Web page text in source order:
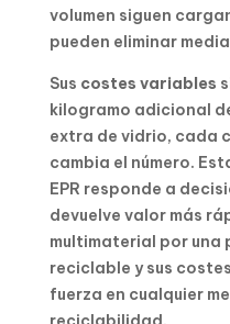
volumen siguen
pueden eliminar
Sus costes variables
kilogramo adicional
extra de vidrio, cada
cambia el número.
EPR responde a
devuelve valor más
multimaterial por una
reciclable y sus
fuerza en cualquier